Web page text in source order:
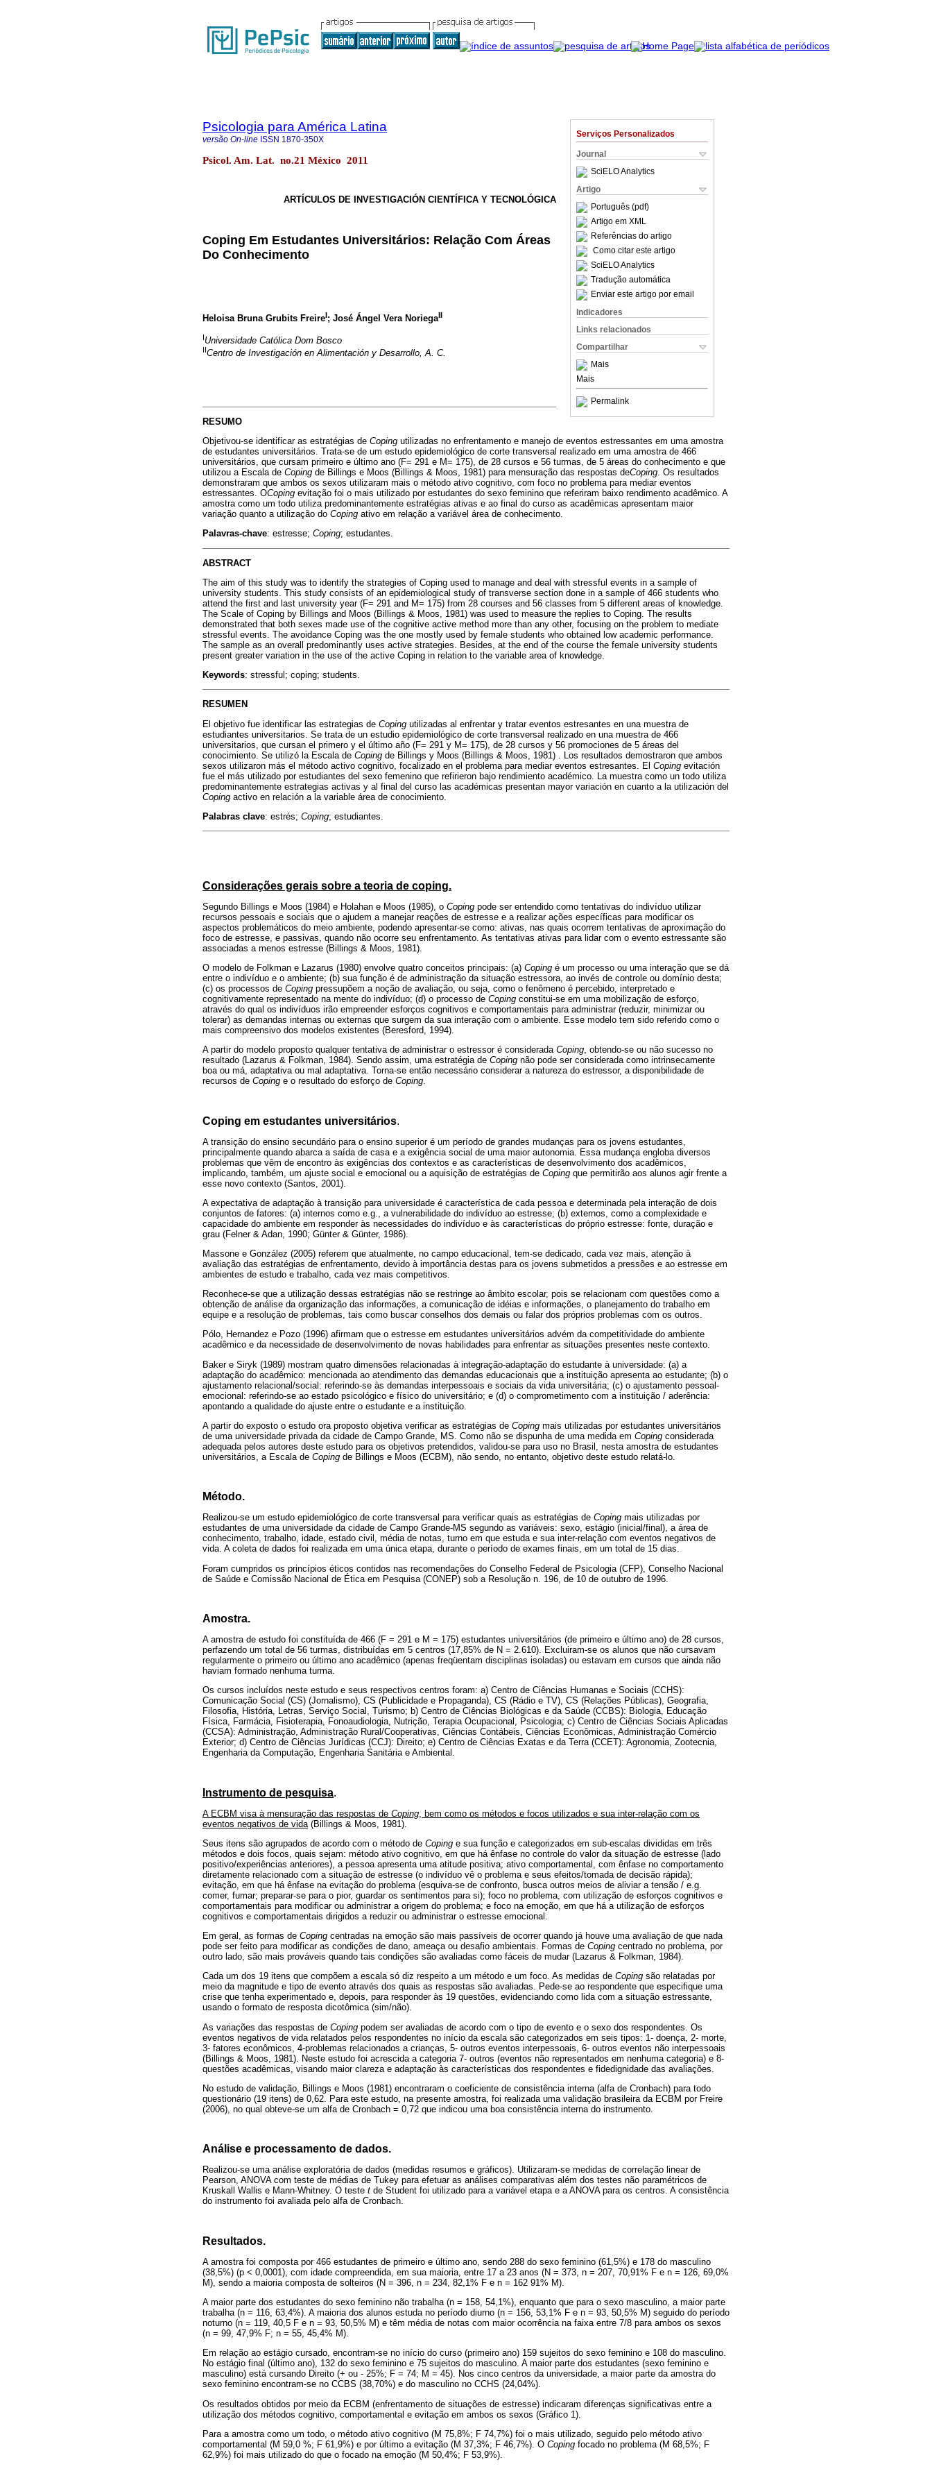
Serviços Personalizados
Journal
SciELO Analytics
Artigo
Português (pdf)
Artigo em XML
Referências do artigo
Como citar este artigo
SciELO Analytics
Tradução automática
Enviar este artigo por email
Indicadores
Links relacionados
Compartilhar
Mais
Mais
Permalink
Psicologia para América Latina
versão On-line ISSN 1870-350X
Psicol. Am. Lat. no.21 México 2011
ARTÍCULOS DE INVESTIGACIÓN CIENTÍFICA Y TECNOLÓGICA
Coping Em Estudantes Universitários: Relação Com Áreas
Do Conhecimento
Heloisa Bruna Grubits FreireI; José Ángel Vera NoriegaII
IUniversidade Católica Dom Bosco
IICentro de Investigación en Alimentación y Desarrollo, A. C.
RESUMO
Objetivou-se identificar as estratégias de Coping utilizadas no enfrentamento e manejo de eventos estressantes em uma amostra
de estudantes universitários. Trata-se de um estudo epidemiológico de corte transversal realizado em uma amostra de 466
universitários, que cursam primeiro e último ano (F= 291 e M= 175), de 28 cursos e 56 turmas, de 5 áreas do conhecimento e que
utilizou a Escala de Coping de Billings e Moos (Billings & Moos, 1981) para mensuração das respostas deCoping. Os resultados
demonstraram que ambos os sexos utilizaram mais o método ativo cognitivo, com foco no problema para mediar eventos
estressantes. OCoping evitação foi o mais utilizado por estudantes do sexo feminino que referiram baixo rendimento acadêmico. A
amostra como um todo utiliza predominantemente estratégias ativas e ao final do curso as acadêmicas apresentam maior
variação quanto a utilização do Coping ativo em relação a variável área de conhecimento.
Palavras-chave: estresse; Coping; estudantes.
ABSTRACT
The aim of this study was to identify the strategies of Coping used to manage and deal with stressful events in a sample of
university students. This study consists of an epidemiological study of transverse section done in a sample of 466 students who
attend the first and last university year (F= 291 and M= 175) from 28 courses and 56 classes from 5 different areas of knowledge.
The Scale of Coping by Billings and Moos (Billings & Moos, 1981) was used to measure the replies to Coping. The results
demonstrated that both sexes made use of the cognitive active method more than any other, focusing on the problem to mediate
stressful events. The avoidance Coping was the one mostly used by female students who obtained low academic performance.
The sample as an overall predominantly uses active strategies. Besides, at the end of the course the female university students
present greater variation in the use of the active Coping in relation to the variable area of knowledge.
Keywords: stressful; coping; students.
RESUMEN
El objetivo fue identificar las estrategias de Coping utilizadas al enfrentar y tratar eventos estresantes en una muestra de
estudiantes universitarios. Se trata de un estudio epidemiológico de corte transversal realizado en una muestra de 466
universitarios, que cursan el primero y el último año (F= 291 y M= 175), de 28 cursos y 56 promociones de 5 áreas del
conocimiento. Se utilizó la Escala de Coping de Billings y Moos (Billings & Moos, 1981) . Los resultados demostraron que ambos
sexos utilizaron más el método activo cognitivo, focalizado en el problema para mediar eventos estresantes. El Coping evitación
fue el más utilizado por estudiantes del sexo femenino que refirieron bajo rendimiento académico. La muestra como un todo utiliza
predominantemente estrategias activas y al final del curso las académicas presentan mayor variación en cuanto a la utilización del
Coping activo en relación a la variable área de conocimiento.
Palabras clave: estrés; Coping; estudiantes.
Considerações gerais sobre a teoria de coping.
Segundo Billings e Moos (1984) e Holahan e Moos (1985), o Coping pode ser entendido como tentativas do indivíduo utilizar
recursos pessoais e sociais que o ajudem a manejar reações de estresse e a realizar ações específicas para modificar os
aspectos problemáticos do meio ambiente, podendo apresentar-se como: ativas, nas quais ocorrem tentativas de aproximação do
foco de estresse, e passivas, quando não ocorre seu enfrentamento. As tentativas ativas para lidar com o evento estressante são
associadas a menos estresse (Billings & Moos, 1981).
O modelo de Folkman e Lazarus (1980) envolve quatro conceitos principais: (a) Coping é um processo ou uma interação que se dá
entre o indivíduo e o ambiente; (b) sua função é de administração da situação estressora, ao invés de controle ou domínio desta;
(c) os processos de Coping pressupõem a noção de avaliação, ou seja, como o fenômeno é percebido, interpretado e
cognitivamente representado na mente do indivíduo; (d) o processo de Coping constitui-se em uma mobilização de esforço,
através do qual os indivíduos irão empreender esforços cognitivos e comportamentais para administrar (reduzir, minimizar ou
tolerar) as demandas internas ou externas que surgem da sua interação com o ambiente. Esse modelo tem sido referido como o
mais compreensivo dos modelos existentes (Beresford, 1994).
A partir do modelo proposto qualquer tentativa de administrar o estressor é considerada Coping, obtendo-se ou não sucesso no
resultado (Lazarus & Folkman, 1984). Sendo assim, uma estratégia de Coping não pode ser considerada como intrinsecamente
boa ou má, adaptativa ou mal adaptativa. Torna-se então necessário considerar a natureza do estressor, a disponibilidade de
recursos de Coping e o resultado do esforço de Coping.
Coping em estudantes universitários.
A transição do ensino secundário para o ensino superior é um período de grandes mudanças para os jovens estudantes,
principalmente quando abarca a saída de casa e a exigência social de uma maior autonomia. Essa mudança engloba diversos
problemas que vêm de encontro às exigências dos contextos e as características de desenvolvimento dos acadêmicos,
implicando, também, um ajuste social e emocional ou a aquisição de estratégias de Coping que permitirão aos alunos agir frente a
esse novo contexto (Santos, 2001).
A expectativa de adaptação à transição para universidade é característica de cada pessoa e determinada pela interação de dois
conjuntos de fatores: (a) internos como e.g., a vulnerabilidade do indivíduo ao estresse; (b) externos, como a complexidade e
capacidade do ambiente em responder às necessidades do indivíduo e às características do próprio estresse: fonte, duração e
grau (Felner & Adan, 1990; Günter & Günter, 1986).
Massone e González (2005) referem que atualmente, no campo educacional, tem-se dedicado, cada vez mais, atenção à
avaliação das estratégias de enfrentamento, devido à importância destas para os jovens submetidos a pressões e ao estresse em
ambientes de estudo e trabalho, cada vez mais competitivos.
Reconhece-se que a utilização dessas estratégias não se restringe ao âmbito escolar, pois se relacionam com questões como a
obtenção de análise da organização das informações, a comunicação de idéias e informações, o planejamento do trabalho em
equipe e a resolução de problemas, tais como buscar conselhos dos demais ou falar dos próprios problemas com os outros.
Pólo, Hernandez e Pozo (1996) afirmam que o estresse em estudantes universitários advém da competitividade do ambiente
acadêmico e da necessidade de desenvolvimento de novas habilidades para enfrentar as situações presentes neste contexto.
Baker e Siryk (1989) mostram quatro dimensões relacionadas à integração-adaptação do estudante à universidade: (a) a
adaptação do acadêmico: mencionada ao atendimento das demandas educacionais que a instituição apresenta ao estudante; (b) o
ajustamento relacional/social: referindo-se às demandas interpessoais e sociais da vida universitária; (c) o ajustamento pessoal-
emocional: referindo-se ao estado psicológico e físico do universitário; e (d) o comprometimento com a instituição / aderência:
apontando a qualidade do ajuste entre o estudante e a instituição.
A partir do exposto o estudo ora proposto objetiva verificar as estratégias de Coping mais utilizadas por estudantes universitários
de uma universidade privada da cidade de Campo Grande, MS. Como não se dispunha de uma medida em Coping considerada
adequada pelos autores deste estudo para os objetivos pretendidos, validou-se para uso no Brasil, nesta amostra de estudantes
universitários, a Escala de Coping de Billings e Moos (ECBM), não sendo, no entanto, objetivo deste estudo relatá-lo.
Método.
Realizou-se um estudo epidemiológico de corte transversal para verificar quais as estratégias de Coping mais utilizadas por
estudantes de uma universidade da cidade de Campo Grande-MS segundo as variáveis: sexo, estágio (inicial/final), a área de
conhecimento, trabalho, idade, estado civil, média de notas, turno em que estuda e sua inter-relação com eventos negativos de
vida. A coleta de dados foi realizada em uma única etapa, durante o período de exames finais, em um total de 15 dias.
Foram cumpridos os princípios éticos contidos nas recomendações do Conselho Federal de Psicologia (CFP), Conselho Nacional
de Saúde e Comissão Nacional de Ética em Pesquisa (CONEP) sob a Resolução n. 196, de 10 de outubro de 1996.
Amostra.
A amostra de estudo foi constituída de 466 (F = 291 e M = 175) estudantes universitários (de primeiro e último ano) de 28 cursos,
perfazendo um total de 56 turmas, distribuídas em 5 centros (17,85% de N = 2.610). Excluiram-se os alunos que não cursavam
regularmente o primeiro ou último ano acadêmico (apenas freqüentam disciplinas isoladas) ou estavam em cursos que ainda não
haviam formado nenhuma turma.
Os cursos incluídos neste estudo e seus respectivos centros foram: a) Centro de Ciências Humanas e Sociais (CCHS):
Comunicação Social (CS) (Jornalismo), CS (Publicidade e Propaganda), CS (Rádio e TV), CS (Relações Públicas), Geografia,
Filosofia, História, Letras, Serviço Social, Turismo; b) Centro de Ciências Biológicas e da Saúde (CCBS): Biologia, Educação
Física, Farmácia, Fisioterapia, Fonoaudiologia, Nutrição, Terapia Ocupacional, Psicologia; c) Centro de Ciências Sociais Aplicadas
(CCSA): Administração, Administração Rural/Cooperativas, Ciências Contábeis, Ciências Econômicas, Administração Comércio
Exterior; d) Centro de Ciências Jurídicas (CCJ): Direito; e) Centro de Ciências Exatas e da Terra (CCET): Agronomia, Zootecnia,
Engenharia da Computação, Engenharia Sanitária e Ambiental.
Instrumento de pesquisa.
A ECBM visa à mensuração das respostas de Coping , bem como os métodos e focos utilizados e sua inter-relação com os
eventos negativos de vida (Billings & Moos, 1981).
Seus itens são agrupados de acordo com o método de Coping e sua função e categorizados em sub-escalas divididas em três
métodos e dois focos, quais sejam: método ativo cognitivo, em que há ênfase no controle do valor da situação de estresse (lado
positivo/experiências anteriores), a pessoa apresenta uma atitude positiva; ativo comportamental, com ênfase no comportamento
diretamente relacionado com a situação de estresse (o indivíduo vê o problema e seus efeitos/tomada de decisão rápida);
evitação, em que há ênfase na evitação do problema (esquiva-se de confronto, busca outros meios de aliviar a tensão / e.g.
comer, fumar; preparar-se para o pior, guardar os sentimentos para si); foco no problema, com utilização de esforços cognitivos e
comportamentais para modificar ou administrar a origem do problema; e foco na emoção, em que há a utilização de esforços
cognitivos e comportamentais dirigidos a reduzir ou administrar o estresse emocional.
Em geral, as formas de Coping centradas na emoção são mais passíveis de ocorrer quando já houve uma avaliação de que nada
pode ser feito para modificar as condições de dano, ameaça ou desafio ambientais. Formas de Coping centrado no problema, por
outro lado, são mais prováveis quando tais condições são avaliadas como fáceis de mudar (Lazarus & Folkman, 1984).
Cada um dos 19 itens que compõem a escala só diz respeito a um método e um foco. As medidas de Coping são relatadas por
meio da magnitude e tipo de evento através dos quais as respostas são avaliadas. Pede-se ao respondente que especifique uma
crise que tenha experimentado e, depois, para responder às 19 questões, evidenciando como lida com a situação estressante,
usando o formato de resposta dicotômica (sim/não).
As variações das respostas de Coping podem ser avaliadas de acordo com o tipo de evento e o sexo dos respondentes. Os
eventos negativos de vida relatados pelos respondentes no início da escala são categorizados em seis tipos: 1- doença, 2- morte,
3- fatores econômicos, 4-problemas relacionados a crianças, 5- outros eventos interpessoais, 6- outros eventos não interpessoais
(Billings & Moos, 1981). Neste estudo foi acrescida a categoria 7- outros (eventos não representados em nenhuma categoria) e 8-
questões acadêmicas, visando maior clareza e adaptação às características dos respondentes e fidedignidade das avaliações.
No estudo de validação, Billings e Moos (1981) encontraram o coeficiente de consistência interna (alfa de Cronbach) para todo
questionário (19 itens) de 0,62. Para este estudo, na presente amostra, foi realizada uma validação brasileira da ECBM por Freire
(2006), no qual obteve-se um alfa de Cronbach = 0,72 que indicou uma boa consistência interna do instrumento.
Análise e processamento de dados.
Realizou-se uma análise exploratória de dados (medidas resumos e gráficos). Utilizaram-se medidas de correlação linear de
Pearson, ANOVA com teste de médias de Tukey para efetuar as análises comparativas além dos testes não paramétricos de
Kruskall Wallis e Mann-Whitney. O teste t de Student foi utilizado para a variável etapa e a ANOVA para os centros. A consistência
do instrumento foi avaliada pelo alfa de Cronbach.
Resultados.
A amostra foi composta por 466 estudantes de primeiro e último ano, sendo 288 do sexo feminino (61,5%) e 178 do masculino
(38,5%) (p < 0,0001), com idade compreendida, em sua maioria, entre 17 a 23 anos (N = 373, n = 207, 70,91% F e n = 126, 69,0%
M), sendo a maioria composta de solteiros (N = 396, n = 234, 82,1% F e n = 162 91% M).
A maior parte dos estudantes do sexo feminino não trabalha (n = 158, 54,1%), enquanto que para o sexo masculino, a maior parte
trabalha (n = 116, 63,4%). A maioria dos alunos estuda no período diurno (n = 156, 53,1% F e n = 93, 50,5% M) seguido do período
noturno (n = 119, 40,5 F e n = 93, 50,5% M) e têm média de notas com maior ocorrência na faixa entre 7/8 para ambos os sexos
(n = 99, 47,9% F; n = 55, 45,4% M).
Em relação ao estágio cursado, encontram-se no início do curso (primeiro ano) 159 sujeitos do sexo feminino e 108 do masculino.
No estágio final (último ano), 132 do sexo feminino e 75 sujeitos do masculino. A maior parte dos estudantes (sexo feminino e
masculino) está cursando Direito (+ ou - 25%; F = 74; M = 45). Nos cinco centros da universidade, a maior parte da amostra do
sexo feminino encontram-se no CCBS (38,70%) e do masculino no CCHS (24,04%).
Os resultados obtidos por meio da ECBM (enfrentamento de situações de estresse) indicaram diferenças significativas entre a
utilização dos métodos cognitivo, comportamental e evitação em ambos os sexos (Gráfico 1).
Para a amostra como um todo, o método ativo cognitivo (M 75,8%; F 74,7%) foi o mais utilizado, seguido pelo método ativo
comportamental (M 59,0 %; F 61,9%) e por último a evitação (M 37,3%; F 46,7%). O Coping focado no problema (M 68,5%; F
62,9%) foi mais utilizado do que o focado na emoção (M 50,4%; F 53,9%).